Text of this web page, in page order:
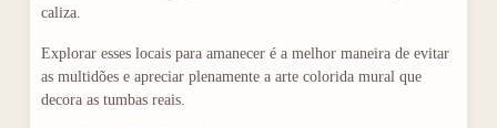
caliza.
Explorar esses locais para amanecer é a melhor maneira de evitar
as multidões e apreciar plenamente a arte colorida mural que
decora as tumbas reais.